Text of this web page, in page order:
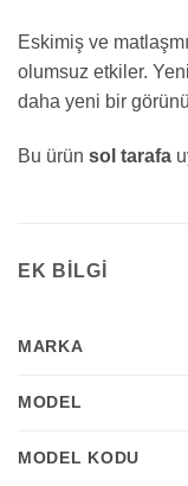
Eskimiş ve
olumsuz etkiler. Yeni
daha yeni bir
Bu ürün sol tarafa
EK BILGI
MARKA
MODEL
MODEL KODU